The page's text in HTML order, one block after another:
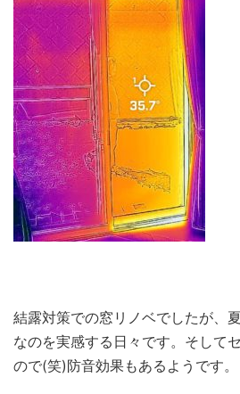
結露対策での窓リノベでしたが、
なのを実感する日々です。そして
ので(笑)防音効果もあるようです。